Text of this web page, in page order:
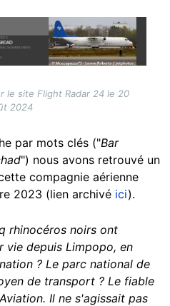
le site Flight Radar 24 le 20
2024
par mots clés ("Bar
") nous avons retrouvé un
compagnie aérienne
2023 (lien archivé ici).
rhinocéros noirs ont
vie depuis Limpopo, en
? Le parc national de
de transport ? Le fiable
Il ne s'agissait pas